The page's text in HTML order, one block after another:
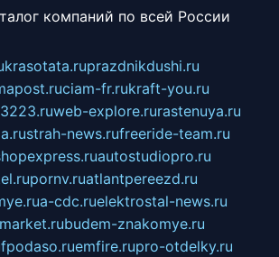
компаний по всей России
krasotata.ruprazdnikdushi.ru
ciam-fr.rukraft-you.ru
web-explore.rurastenuya.ru
strah-news.rufreeride-team.ru
autostudiopro.ru
pornv.ruatlantpereezd.ru
a-cdc.ruelektrostal-news.ru
budem-znakomye.ru
fpodaso.ruemfire.rupro-otdelky.ru